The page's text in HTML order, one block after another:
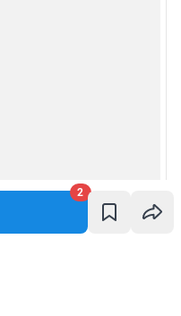
2